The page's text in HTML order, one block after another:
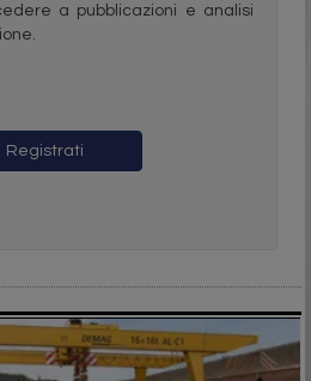
a pubblicazioni e analisi
Registrati